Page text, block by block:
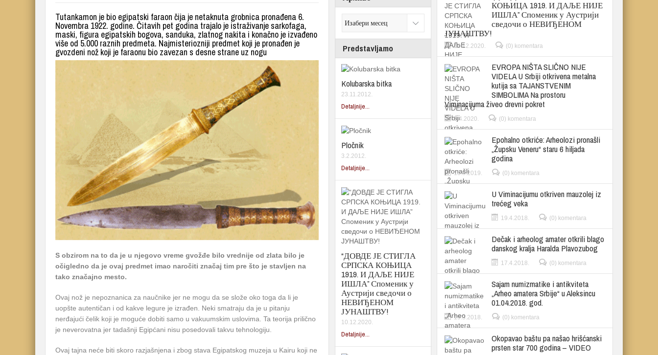
Tutankamon je bio egipatski faraon čija je netaknuta grobnica pronađena 6.
Novembra 1922. godine. Čitavih pet godina trajalo je istraživanje sarkofaga,
maski, figura egipatskih bogova, sanduka, zlatnog nakita i konačno je izvađeno
više od 5.000 raznih predmeta. Najmisteriozniji predmet koji je pronađen je
gvozdeni nož koji je faraonu bio zavezan s desne strane uz nogu
S obzirom na to da je u njegovo vreme gvožđe bilo vrednije od zlata bilo je
očigledno da je ovaj predmet imao naročiti značaj tim pre što je stavljen na
tako značajno mesto.
Ovaj nož je nepoznanica za naučnike jer ne mogu da se slože oko toga da li je
uopšte autentičan i od kakve legure je izrađen. Neki smatraju da je u pitanju
nerđajući čelik koji je moguće dobiti samo u vakuumskim uslovima. Ta teorija prilično
je neverovatna jer tadašnji Egipćani nisu posedovali takvu tehnologiju.
Ovaj tajna neće biti skoro razjašnjena i zbog stava Egipatskog muzeja u Kairu koji ne
Predstavljamo
Kolubarska bitka
23.11.2012.
Detaljnije...
Pločnik
3.2.2012.
Detaljnije...
“ДОВДЕ ЈЕ СТИГЛА
СРПСКА КОЊИЦА
1919. И ДАЉЕ НИЈЕ
ИШЛА” Споменик у
Аустрији сведочи о
НЕВИЂЕНОМ
ЈУНАШТВУ!
10.12.2020.
Detaljnije...
КОЊИЦА 1919. И ДАЉЕ НИЈЕ
ИШЛА” Споменик у Аустрији
сведочи о НЕВИЂЕНОМ
ЈУНАШТВУ!
10.12.2020. (0) komentara
EVROPA NIŠTA SLIČNO NIJE
VIDELA U Srbiji otkrivena metalna
kutija sa TAJANSTVENIM
SIMBOLIMA Na prostoru
Viminacijuma živeo drevni pokret
5.4.2020. (0) komentara
Epohalno otkriće: Arheolozi pronašli
„Župsku Veneru“ staru 6 hiljada
godina
13.8.2019. (0) komentara
U Viminacijumu otkriven mauzolej iz
trećeg veka
19.4.2018. (0) komentara
Dečak i arheolog amater otkrili blago
danskog kralja Haralda Plavozubog
17.4.2018. (0) komentara
Sajam numizmatike i antikviteta
„Arheo amatera Srbije“ u Aleksincu
01.04.2018. god.
19.3.2018. (0) komentara
Okopavao baštu pa našao hrišćanski
prsten star 700 godina – VIDEO